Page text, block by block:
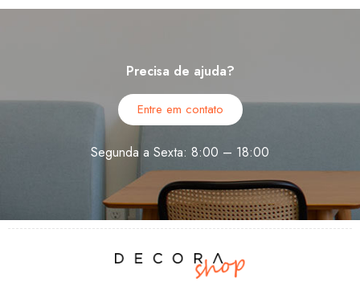
Precisa de ajuda?
Entre em contato
Segunda a Sexta: 8:00 – 18:00